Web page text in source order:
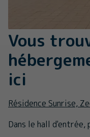
Vous
ici
Résidence Sunrise,
Dans le hall d'entrée,